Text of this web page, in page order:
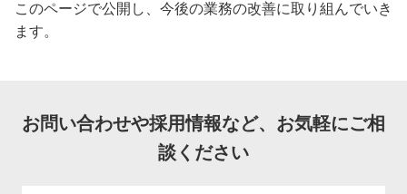
このページで公開し、今後の業務の改善に取り組んでいき
ます。
お問い合わせや採用情報など、お気軽にご相
談ください